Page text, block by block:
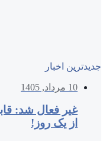
جدیدترین اخبار
10 مرداد, 1405
از یک روز!